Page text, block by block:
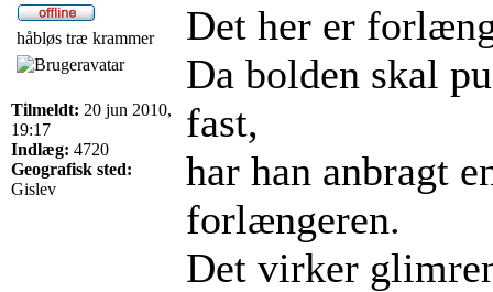
håbløs træ krammer
Tilmeldt: 20 jun 2010,
19:17
Indlæg: 4720
Geografisk sted:
Gislev
Det her er
Da bolden skal
fast,
har han anbragt
forlængeren.
Det virker